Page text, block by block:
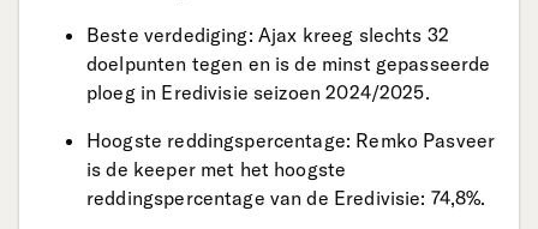
Beste verdediging: Ajax kreeg slechts 32
doelpunten tegen en is de minst gepasseerde
ploeg in Eredivisie seizoen 2024/2025.
Hoogste reddingspercentage: Remko Pasveer
is de keeper met het hoogste
reddingspercentage van de Eredivisie: 74,8%.